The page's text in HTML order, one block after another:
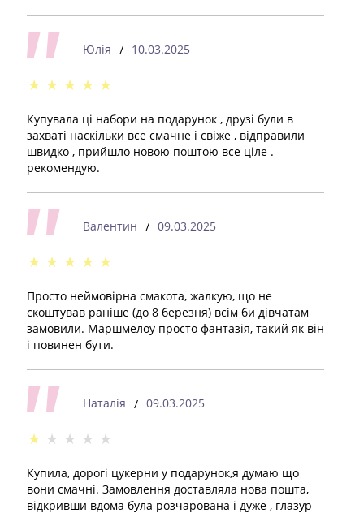
Юлія / 10.03.2025
★ ★ ★ ★ ★
Купувала ці набори на подарунок , друзі були в
захваті наскільки все смачне і свіже , відправили
швидко , прийшло новою поштою все ціле .
рекомендую.
Валентин / 09.03.2025
★ ★ ★ ★ ★
Просто неймовірна смакота, жалкую, що не
скоштував раніше (до 8 березня) всім би дівчатам
замовили. Маршмелоу просто фантазія, такий як він
і повинен бути.
Наталія / 09.03.2025
★ ★ ★ ★ ★
Купила, дорогі цукерни у подарунок,я думаю що
вони смачні. Замовлення доставляла нова пошта,
відкривши вдома була розчарована і дуже , глазур